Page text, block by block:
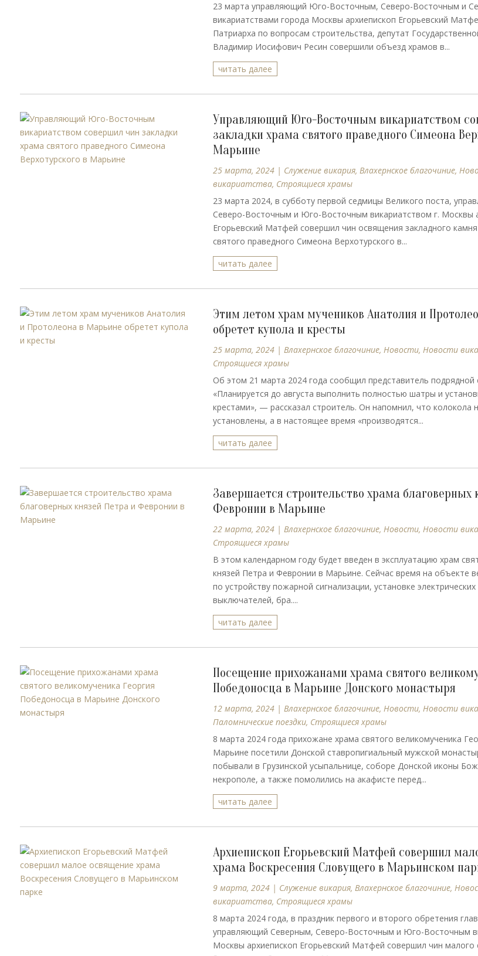
23 марта управляющий Юго-Восточным, Северо-Восточным и
викариатствами города Москвы архиепископ Егорьевский
Патриарха по вопросам строительства, депутат
Владимир Иосифович Ресин совершили объезд храмов в...
читать далее
Управляющий Юго-Восточным викариатством
закладки храма святого праведного Симеона
Марьине
25 марта, 2024| Cлужение викария, Влахернское благочиние,
викариатства, Строящиеся храмы
23 марта 2024, в субботу первой седмицы Великого поста,
Северо-Восточным и Юго-Восточным викариатством г. Москвы
Егорьевский Матфей совершил чин освящения закладного
святого праведного Симеона Верхотурского в...
читать далее
Этим летом храм мучеников Анатолия и
обретет купола и кресты
25 марта, 2024| Влахернское благочиние, Новости, Новости
Строящиеся храмы
Об этом 21 марта 2024 года сообщил представитель подрядной
«Планируется до августа выполнить полностью шатры и
крестами», — рассказал строитель. Он напомнил, что колокола
установлены, а в настоящее время «производятся...
читать далее
Завершается строительство храма благоверных
Февронии в Марьине
22 марта, 2024| Влахернское благочиние, Новости, Новости
Строящиеся храмы
В этом календарном году будет введен в эксплуатацию храм
князей Петра и Февронии в Марьине. Сейчас время на объекте
по устройству пожарной сигнализации, установке
выключателей, бра....
читать далее
Посещение прихожанами храма святого
Победоносца в Марьине Донского монастыря
12 марта, 2024| Влахернское благочиние, Новости, Новости
Паломнические поездки, Строящиеся храмы
8 марта 2024 года прихожане храма святого великомученика
Марьине посетили Донской ставропигиальный мужской
побывали в Грузинской усыпальнице, соборе Донской иконы
некрополе, а также помолились на акафисте перед...
читать далее
Архиепископ Егорьевский Матфей совершил
храма Воскресения Словущего в Марьинском
9 марта, 2024| Cлужение викария, Влахернское благочиние,
викариатства, Строящиеся храмы
8 марта 2024 года, в праздник первого и второго обретения
управляющий Северным, Северо-Восточным и Юго-Восточным
Москвы архиепископ Егорьевский Матфей совершил чин